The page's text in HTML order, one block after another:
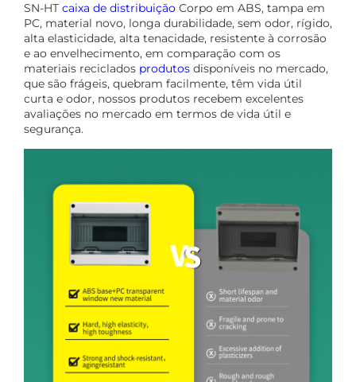
SN-HT caixa de distribuição Corpo em ABS, tampa em
PC, material novo, longa durabilidade, sem odor, rígido,
alta elasticidade, alta tenacidade, resistente à corrosão
e ao envelhecimento, em comparação com os
materiais reciclados produtos disponíveis no mercado,
que são frágeis, quebram facilmente, têm vida útil
curta e odor, nossos produtos recebem excelentes
avaliações no mercado em termos de vida útil e
segurança.